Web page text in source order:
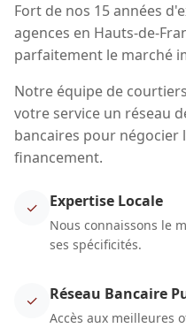
Fort de nos 15 années
agences en Hauts-de-
parfaitement le marché
Notre équipe de
votre service un réseau
bancaires pour négocier
financement.
✓ Expertise Locale
Nous connaissons le
ses spécificités.
✓ Réseau Bancaire
Accès aux meilleures